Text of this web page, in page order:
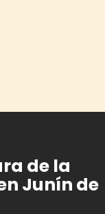
de la
Junín de